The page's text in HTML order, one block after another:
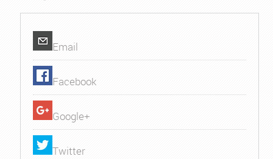
Email
Facebook
Google+
Twitter